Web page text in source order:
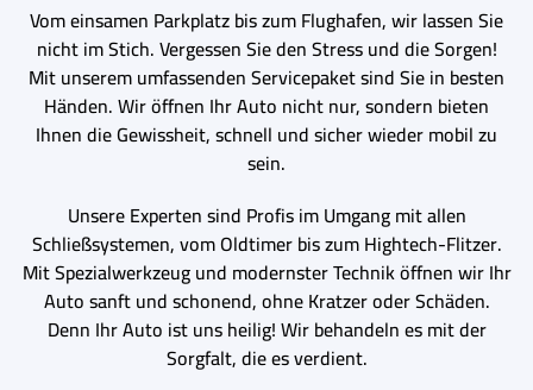
Vom einsamen Parkplatz bis zum Flughafen, wir lassen Sie
nicht im Stich. Vergessen Sie den Stress und die Sorgen!
Mit unserem umfassenden Servicepaket sind Sie in besten
Händen. Wir öffnen Ihr Auto nicht nur, sondern bieten
Ihnen die Gewissheit, schnell und sicher wieder mobil zu
sein.
Unsere Experten sind Profis im Umgang mit allen
Schließsystemen, vom Oldtimer bis zum Hightech-Flitzer.
Mit Spezialwerkzeug und modernster Technik öffnen wir Ihr
Auto sanft und schonend, ohne Kratzer oder Schäden.
Denn Ihr Auto ist uns heilig! Wir behandeln es mit der
Sorgfalt, die es verdient.